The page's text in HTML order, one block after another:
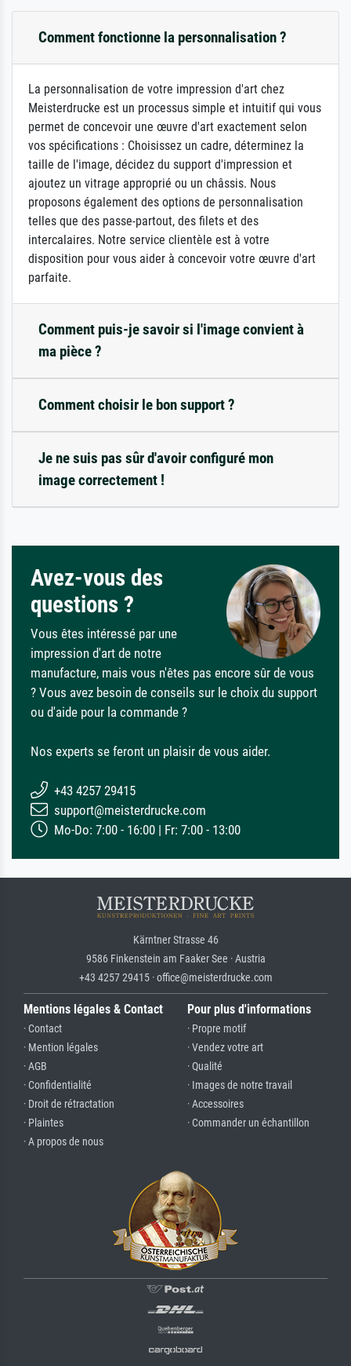
Comment fonctionne la personnalisation ?
La personnalisation de votre impression d'art chez
Meisterdrucke est un processus simple et intuitif qui vous
permet de concevoir une œuvre d'art exactement selon
vos spécifications : Choisissez un cadre, déterminez la
taille de l'image, décidez du support d'impression et
ajoutez un vitrage approprié ou un châssis. Nous
proposons également des options de personnalisation
telles que des passe-partout, des filets et des
intercalaires. Notre service clientèle est à votre
disposition pour vous aider à concevoir votre œuvre d'art
parfaite.
Comment puis-je savoir si l'image convient à
ma pièce ?
Comment choisir le bon support ?
Je ne suis pas sûr d'avoir configuré mon
image correctement !
Avez-vous des
questions ?
Vous êtes intéressé par une
impression d'art de notre
manufacture, mais vous n'êtes pas encore sûr de vous
? Vous avez besoin de conseils sur le choix du support
ou d'aide pour la commande ?
Nos experts se feront un plaisir de vous aider.
+43 4257 29415
support@meisterdrucke.com
Mo-Do: 7:00 - 16:00 | Fr: 7:00 - 13:00
Kärntner Strasse 46
9586 Finkenstein am Faaker See · Austria
+43 4257 29415 · office@meisterdrucke.com
Mentions légales & Contact
· Contact
· Mention légales
· AGB
· Confidentialité
· Droit de rétractation
· Plaintes
· A propos de nous
Pour plus d'informations
· Propre motif
· Vendez votre art
· Qualité
· Images de notre travail
· Accessoires
· Commander un échantillon